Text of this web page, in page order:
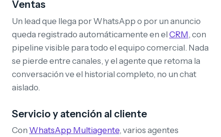
Ventas
Un lead que llega por WhatsApp o por un anuncio
queda registrado automáticamente en el CRM , con
pipeline visible para todo el equipo comercial. Nada
se pierde entre canales, y el agente que retoma la
conversación ve el historial completo, no un chat
aislado.
Servicio y atención al cliente
Con WhatsApp Multiagente, varios agentes